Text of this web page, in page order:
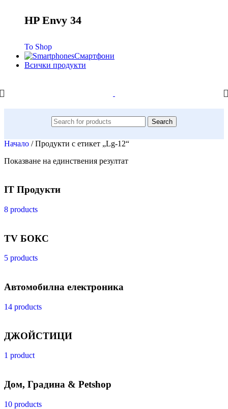
HP Envy 34
To Shop
Смартфони
Всички продукти
Search
Начало / Продукти с етикет „Lg-12“
Показване на единствения резултат
IT Продукти
8 products
TV БОКС
5 products
Автомобилна електроника
14 products
ДЖОЙСТИЦИ
1 product
Дом, Градина & Petshop
10 products